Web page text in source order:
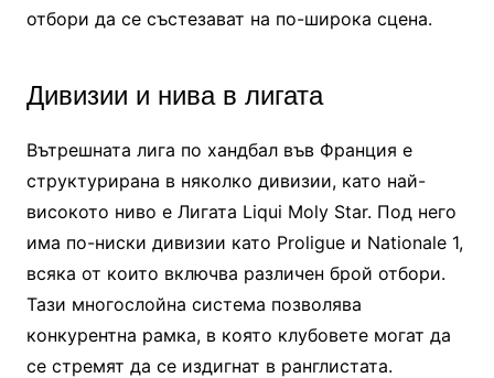
отбори да се състезават на по-широка сцена.
Дивизии и нива в лигата
Вътрешната лига по хандбал във Франция е
структурирана в няколко дивизии, като най-
високото ниво е Лигата Liqui Moly Star. Под него
има по-ниски дивизии като Proligue и Nationale 1,
всяка от които включва различен брой отбори.
Тази многослойна система позволява
конкурентна рамка, в която клубовете могат да
се стремят да се издигнат в ранглистата.